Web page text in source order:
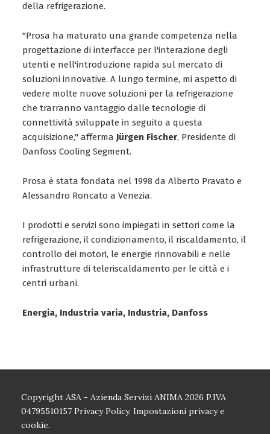
della refrigerazione.
"Prosa ha maturato una grande competenza nella
progettazione di interfacce per l'interazione degli
utenti e nell'introduzione rapida sul mercato di
soluzioni innovative. A lungo termine, mi aspetto di
vedere molte nuove soluzioni per la refrigerazione
che trarranno vantaggio dalle tecnologie di
connettività sviluppate in seguito a questa
acquisizione," affermaJürgen Fischer, Presidente di
Danfoss Cooling Segment.
Prosa è stata fondata nel 1998 da Alberto Pravato e
Alessandro Roncato a Venezia.
I prodotti e servizi sono impiegati in settori come la
refrigerazione, il condizionamento, il riscaldamento, il
controllo dei motori, le energie rinnovabili e nelle
infrastrutture di teleriscaldamento per le città e i
centri urbani.
Energia, Industria varia, Industria, Danfoss
Copyright ASA - Azienda Servizi ANIMA 2026 P.IVA
04795510157 Privacy Policy. Impostazioni privacy e
cookie.